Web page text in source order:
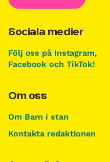
Sociala medier
Följ oss på Instagram,
Facebook och TikTok!
Om oss
Om Barn i stan
Kontakta redaktionen